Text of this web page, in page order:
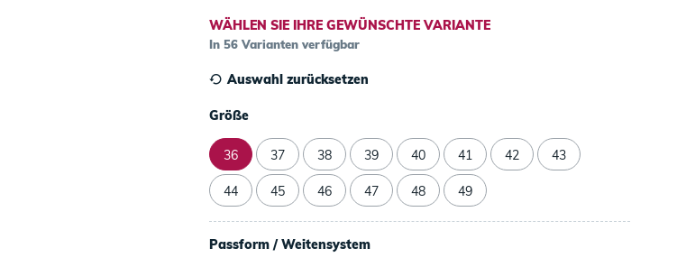
WÄHLEN SIE IHRE GEWÜNSCHTE VARIANTE
In 56 Varianten verfügbar
Auswahl zurücksetzen
Größe
36 37 38 39 40 41 42 43
44 45 46 47 48 49
Passform / Weitensystem